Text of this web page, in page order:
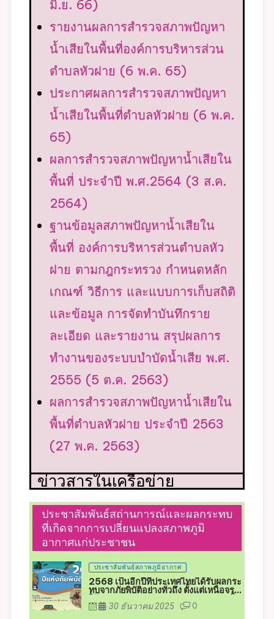
รายงานผลการสำรวจสภาพปัญหา
น้ำเสียในพื้นที่องค์การบริหารส่วน
ตำบลหัวฝาย (6 พ.ค. 65)
ประกาศผลการสำรวจสภาพปัญหา
น้ำเสียในพื้นที่ตำบลหัวฝาย (6 พ.ค.
65)
ผลการสำรวจสภาพปัญหาน้ำเสียใน
พื้นที่ ประจำปี พ.ศ.2564 (3 ส.ค.
2564)
ฐานข้อมูลสภาพปัญหาน้ำเสียใน
พื้นที่ องค์การบริหารส่วนตำบลหัว
ฝาย ตามกฎกระทรวง กำหนดหลัก
เกณฑ์ วิธีการ และแบบการเก็บสถิติ
และข้อมูล การจัดทำบันทึกราย
ละเอียด และรายงาน สรุปผลการ
ทำงานของระบบบำบัดน้ำเสีย พ.ศ.
2555 (5 ต.ค. 2563)
ผลการสำรวจสภาพปัญหาน้ำเสียใน
พื้นที่ตำบลหัวฝาย ประจำปี 2563
(27 พ.ค. 2563)
ข่าวสารในเครือข่าย
ประชาสัมพันธ์สถ่านการณ์และผลกระทบ
ที่เกิดจากการเปลี่ยนแปลงสภาพภูมิ
อากาศแก่ประชาชน
2568 เป็นอีกปีที่ประเทศไทยได้รับผลกระ
ทบจากภัยพิบัติอย่างทั่วถึง ตั้งแต่เหนือจรด
ใต้ จากสภาพอากาศแปรปรวน2568 เป็น
อีกปีที่ประเทศไทยได้รับผลกระทบจากภัย
พิบัติอย่างทั่วถึง ตั้งแต่เหนือจรดใต้ จาก
สภาพอากาศแปรปรวน2568 เป็นอีกปีที่
30 ธันวาคม 2025 0